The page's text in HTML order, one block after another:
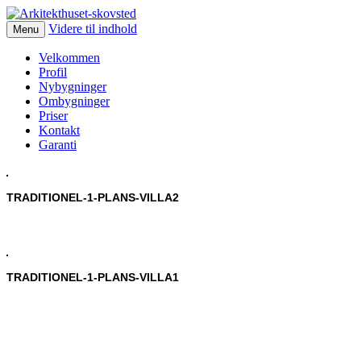
Menu Videre til indhold
Velkommen
Profil
Nybygninger
Ombygninger
Priser
Kontakt
Garanti
TRADITIONEL-1-PLANS-VILLA2
TRADITIONEL-1-PLANS-VILLA1